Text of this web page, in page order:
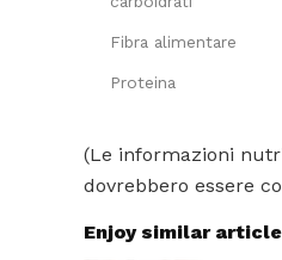
Fibra alimentare
Proteina
(Le informazioni
dovrebbero essere
Enjoy similar